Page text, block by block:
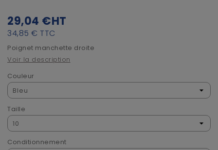
29,04 €HT
34,85 € TTC
Poignet manchette droite
Voir la description
Couleur
Taille
Conditionnement